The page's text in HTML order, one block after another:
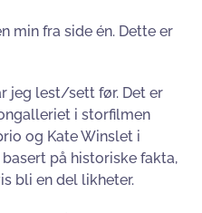
min fra side én. Dette er
jeg lest/sett før. Det er
i storfilmen
og Kate Winslet i
på historiske fakta,
bli en del likheter.